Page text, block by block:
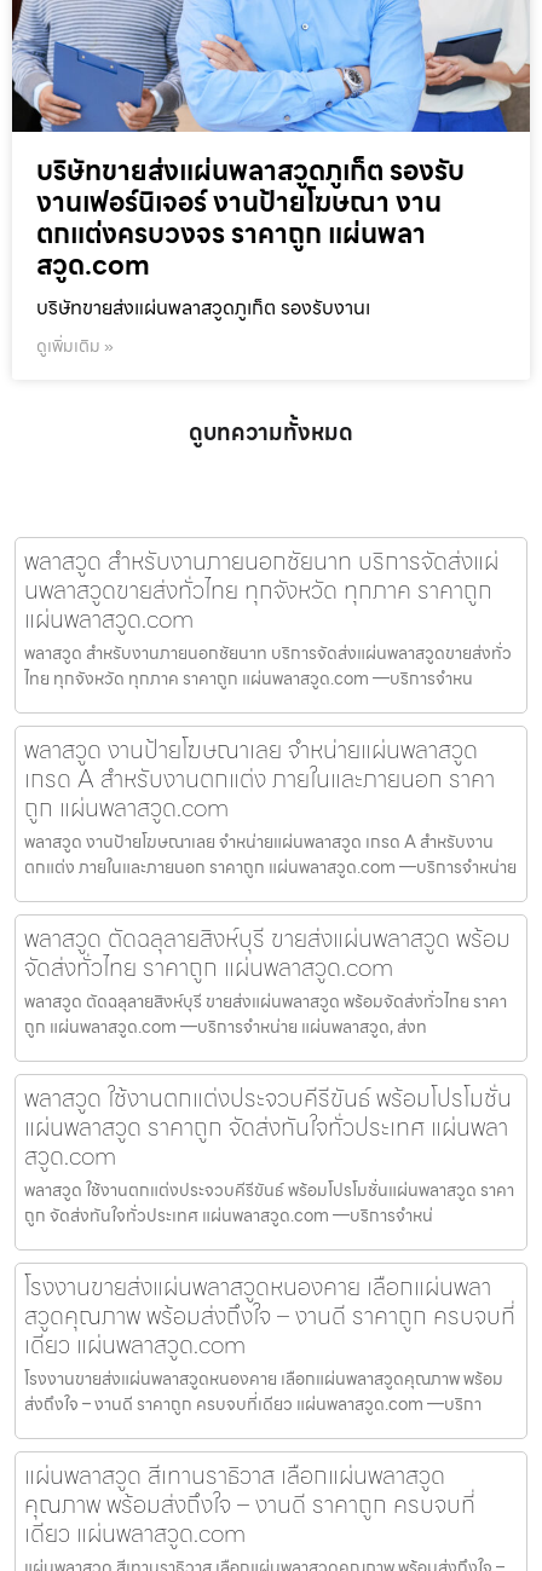
บริษัทขายส่งแผ่นพลาสวูดภูเก็ต รองรับ
งานเฟอร์นิเจอร์ งานป้ายโฆษณา งาน
ตกแต่งครบวงจร ราคาถูก แผ่นพลา
สวูด.com
บริษัทขายส่งแผ่นพลาสวูดภูเก็ต รองรับงานเ
ดูเพิ่มเติม »
ดูบทความทั้งหมด
พลาสวูด สำหรับงานภายนอกชัยนาท บริการจัดส่งแผ่
นพลาสวูดขายส่งทั่วไทย ทุกจังหวัด ทุกภาค ราคาถูก
แผ่นพลาสวูด.com
พลาสวูด สำหรับงานภายนอกชัยนาท บริการจัดส่งแผ่นพลาสวูดขายส่งทั่ว
ไทย ทุกจังหวัด ทุกภาค ราคาถูก แผ่นพลาสวูด.com —บริการจำหน
พลาสวูด งานป้ายโฆษณาเลย จำหน่ายแผ่นพลาสวูด
เกรด A สำหรับงานตกแต่ง ภายในและภายนอก ราคา
ถูก แผ่นพลาสวูด.com
พลาสวูด งานป้ายโฆษณาเลย จำหน่ายแผ่นพลาสวูด เกรด A สำหรับงาน
ตกแต่ง ภายในและภายนอก ราคาถูก แผ่นพลาสวูด.com —บริการจำหน่าย
พลาสวูด ตัดฉลุลายสิงห์บุรี ขายส่งแผ่นพลาสวูด พร้อม
จัดส่งทั่วไทย ราคาถูก แผ่นพลาสวูด.com
พลาสวูด ตัดฉลุลายสิงห์บุรี ขายส่งแผ่นพลาสวูด พร้อมจัดส่งทั่วไทย ราคา
ถูก แผ่นพลาสวูด.com —บริการจำหน่าย แผ่นพลาสวูด, ส่งท
พลาสวูด ใช้งานตกแต่งประจวบคีรีขันธ์ พร้อมโปรโมชั่น
แผ่นพลาสวูด ราคาถูก จัดส่งทันใจทั่วประเทศ แผ่นพลา
สวูด.com
พลาสวูด ใช้งานตกแต่งประจวบคีรีขันธ์ พร้อมโปรโมชั่นแผ่นพลาสวูด ราคา
ถูก จัดส่งทันใจทั่วประเทศ แผ่นพลาสวูด.com —บริการจำหน่
โรงงานขายส่งแผ่นพลาสวูดหนองคาย เลือกแผ่นพลา
สวูดคุณภาพ พร้อมส่งถึงใจ – งานดี ราคาถูก ครบจบที่
เดียว แผ่นพลาสวูด.com
โรงงานขายส่งแผ่นพลาสวูดหนองคาย เลือกแผ่นพลาสวูดคุณภาพ พร้อม
ส่งถึงใจ – งานดี ราคาถูก ครบจบที่เดียว แผ่นพลาสวูด.com —บริกา
แผ่นพลาสวูด สีเทานราธิวาส เลือกแผ่นพลาสวูด
คุณภาพ พร้อมส่งถึงใจ – งานดี ราคาถูก ครบจบที่
เดียว แผ่นพลาสวูด.com